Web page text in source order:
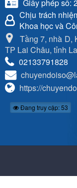
Giấy phép số:
Chịu trách
Khoa học và
Tầng 7, nhà D,
TP Lai Châu, tỉnh
02133791828
https://
Đang truy cập: 53